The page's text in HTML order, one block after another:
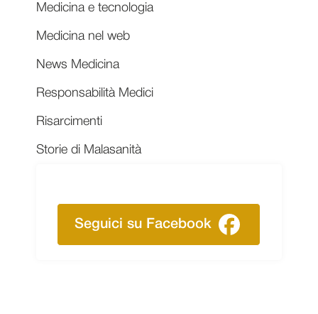
Medicina e tecnologia
Medicina nel web
News Medicina
Responsabilità Medici
Risarcimenti
Storie di Malasanità
Seguici su Facebook